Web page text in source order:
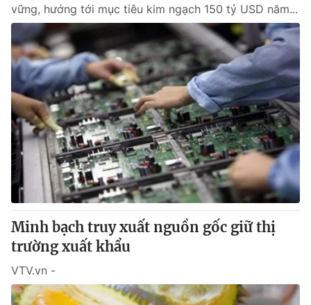
vững, hướng tới mục tiêu kim ngạch 150 tỷ USD năm...
Minh bạch truy xuất nguồn gốc giữ thị
trường xuất khẩu
VTV.vn -